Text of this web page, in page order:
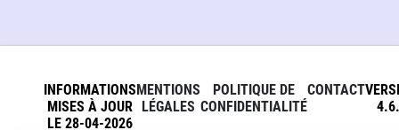
INFORMATIONS
MISES À JOUR
LE 28-04-2026
MENTIONS
LÉGALES
POLITIQUE DE
CONFIDENTIALITÉ
CONTACT